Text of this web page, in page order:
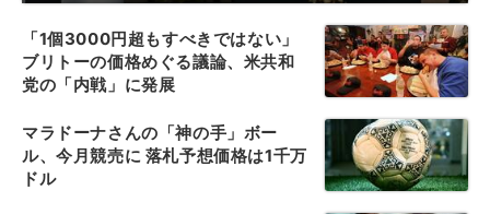
「1個3000円超もすべきではない」
ブリトーの価格めぐる議論、米共和
党の「内戦」に発展
マラドーナさんの「神の手」ボー
ル、今月競売に 落札予想価格は1千万
ドル